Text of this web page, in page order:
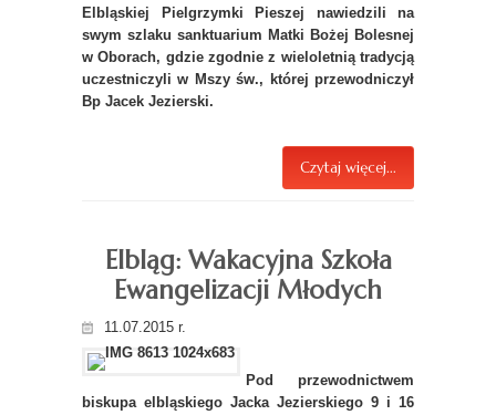
Elbląskiej Pielgrzymki Pieszej nawiedzili na
swym szlaku sanktuarium Matki Bożej Bolesnej
w Oborach, gdzie zgodnie z wieloletnią tradycją
uczestniczyli w Mszy św., której przewodniczył
Bp Jacek Jezierski.
Czytaj więcej...
Elbląg: Wakacyjna Szkoła
Ewangelizacji Młodych
11.07.2015 r.
Pod przewodnictwem
biskupa elbląskiego Jacka Jezierskiego 9 i 16